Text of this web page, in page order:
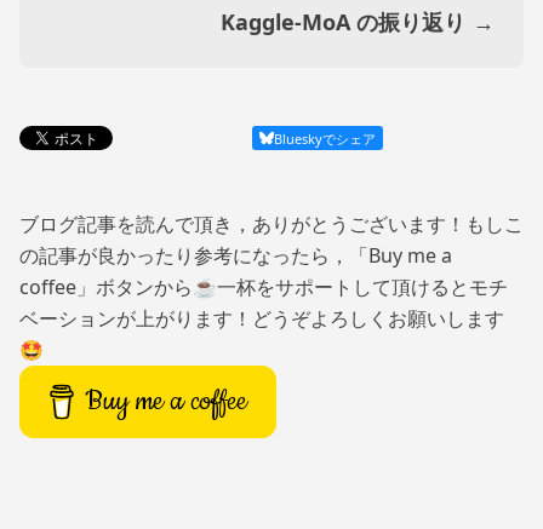
Kaggle-MoA の振り返り →
Blueskyでシェア
ブログ記事を読んで頂き，ありがとうございます！もしこ
の記事が良かったり参考になったら，「Buy me a
coffee」ボタンから☕一杯をサポートして頂けるとモチ
ベーションが上がります！どうぞよろしくお願いします
🤩
Buy me a coffee